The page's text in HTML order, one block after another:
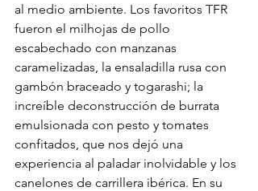
al medio ambiente. Los favoritos TFR
fueron el milhojas de pollo
escabechado con manzanas
caramelizadas, la ensaladilla rusa con
gambón braceado y togarashi; la
increíble deconstrucción de burrata
emulsionada con pesto y tomates
confitados, que nos dejó una
experiencia al paladar inolvidable y los
canelones de carrillera ibérica. En su